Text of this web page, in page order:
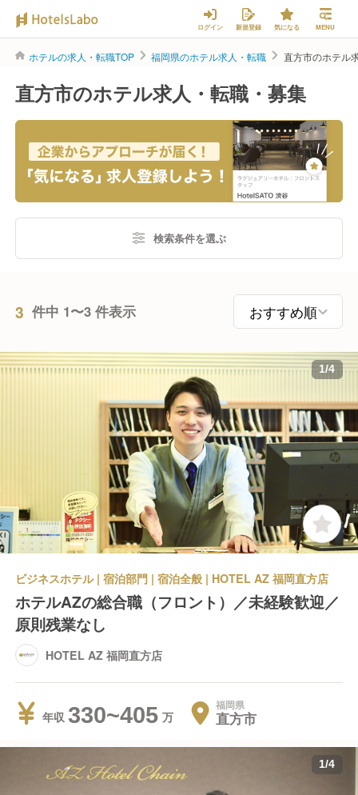
ログイン 新規登録 気になる MENU
ホテルの求人・転職TOP 福岡県のホテル求人・転職 直方市のホテル
直方市のホテル求人・転職・募集
検索条件を選ぶ
3 件中 1〜3 件表示
1/4
ビジネスホテル | 宿泊部門 | 宿泊全般 | HOTEL AZ 福岡直方店
ホテルAZの総合職（フロント）／未経験歓迎／
原則残業なし
HOTEL AZ 福岡直方店
年収 330~405 福岡県
直方市
1/4